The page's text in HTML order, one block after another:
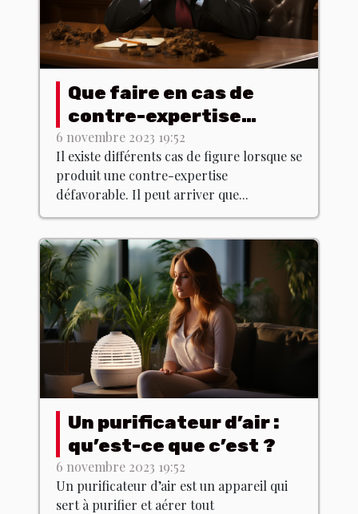
Que faire en cas de
contre-expertise
défavorable ?
6 novembre 2023 19:52
Il existe différents cas de figure lorsque se
produit une contre-expertise
défavorable. Il peut arriver que...
Un purificateur d’air :
qu’est-ce que c’est ?
6 novembre 2023 19:52
Un purificateur d’air est un appareil qui
sert à purifier et aérer tout